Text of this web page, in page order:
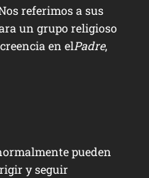
referimos a sus
un grupo religioso
creencia en elPadre,
pueden
y seguir